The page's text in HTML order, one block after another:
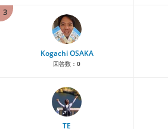
3
Kogachi OSAKA
回答数： 0
TE